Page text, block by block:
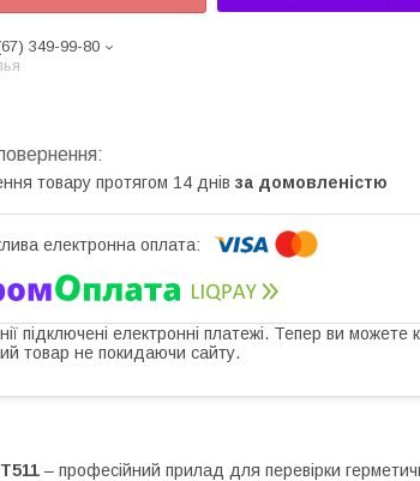
349-99-80
товару протягом 14 днів за домовленістю
підключені електронні платежі. Тепер ви можете
товар не покидаючи сайту.
– професійний прилад для перевірки